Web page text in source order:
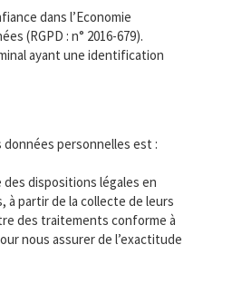
dans l’Economie
(RGPD : n° 2016-679).
ayant une identification
personnelles est :
dispositions légales en
partir de la collecte de leurs
des traitements conforme à
nous assurer de l’exactitude